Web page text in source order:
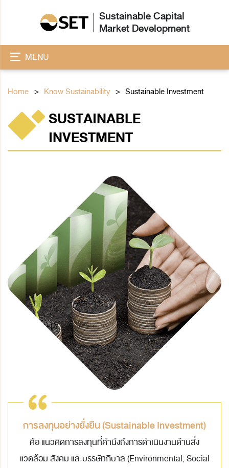
Sustainable Capital
Market Development
MENU
Home Know Sustainability Sustainable Investment
SUSTAINABLE
INVESTMENT
การลงทุนอย่างยั่งยืน (Sustainable Investment)
คือ แนวคิดการลงทุนที่คำนึงถึงการดำเนินงานด้านสิ่ง
แวดล้อม สังคม และบรรษัทภิบาล (Environmental, Social